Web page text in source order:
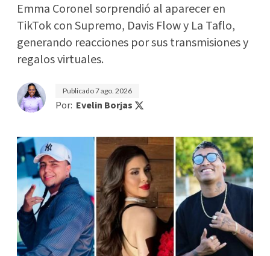
Emma Coronel sorprendió al aparecer en
TikTok con Supremo, Davis Flow y La Taflo,
generando reacciones por sus transmisiones y
regalos virtuales.
Publicado7 ago. 2026
Por: Evelin Borjas